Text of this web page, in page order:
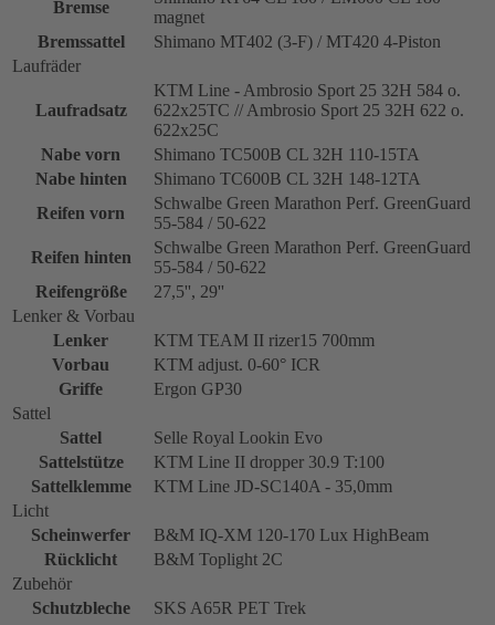
Bremse
magnet
Bremssattel
Shimano MT402 (3-F) / MT420 4-Piston
Laufräder
Laufradsatz
KTM Line - Ambrosio Sport 25 32H 584 o.
622x25TC // Ambrosio Sport 25 32H 622 o.
622x25C
Nabe vorn
Shimano TC500B CL 32H 110-15TA
Nabe hinten
Shimano TC600B CL 32H 148-12TA
Reifen vorn
Schwalbe Green Marathon Perf. GreenGuard
55-584 / 50-622
Reifen hinten
Schwalbe Green Marathon Perf. GreenGuard
55-584 / 50-622
Reifengröße
27,5'', 29''
Lenker & Vorbau
Lenker
KTM TEAM II rizer15 700mm
Vorbau
KTM adjust. 0-60° ICR
Griffe
Ergon GP30
Sattel
Sattel
Selle Royal Lookin Evo
Sattelstütze
KTM Line II dropper 30.9 T:100
Sattelklemme
KTM Line JD-SC140A - 35,0mm
Licht
Scheinwerfer
B&M IQ-XM 120-170 Lux HighBeam
Rücklicht
B&M Toplight 2C
Zubehör
Schutzbleche
SKS A65R PET Trek